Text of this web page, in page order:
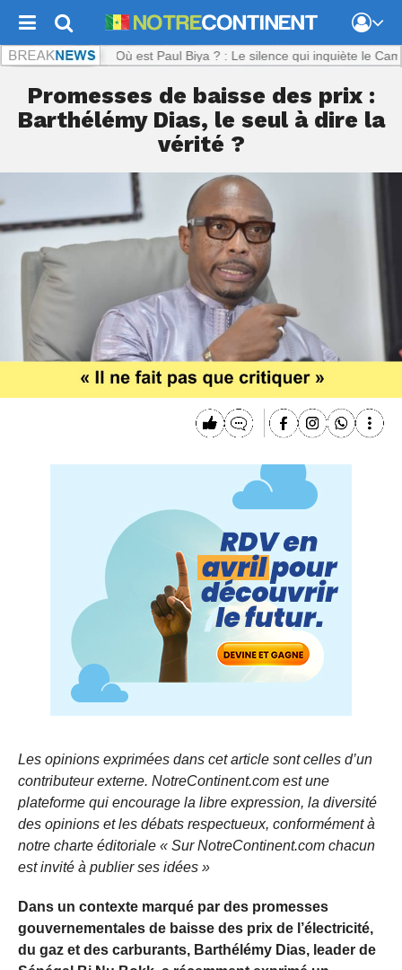
: Où est Paul Biya ? : Le silence qui inquiète le Cameroun
Promesses de baisse des prix :
Barthélémy Dias, le seul à dire la
vérité ?
Les opinions exprimées dans cet article sont celles d’un
contributeur externe. NotreContinent.com est une
plateforme qui encourage la libre expression, la diversité
des opinions et les débats respectueux, conformément à
notre charte éditoriale « Sur NotreContinent.com chacun
est invité à publier ses idées »
Dans un contexte marqué par des promesses
gouvernementales de baisse des prix de l’électricité,
du gaz et des carburants, Barthélémy Dias, leader de